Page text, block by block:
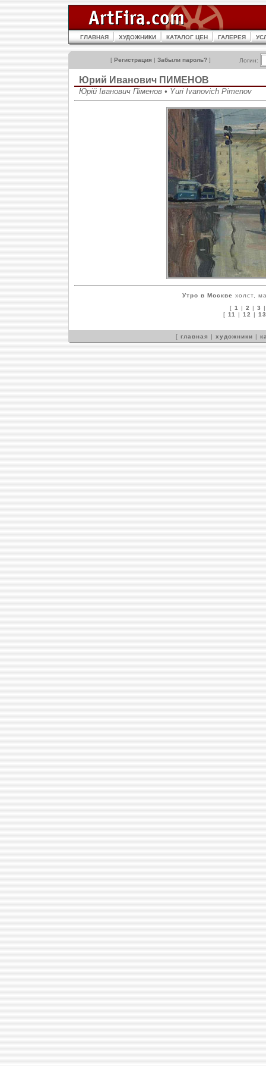
ГЛАВНАЯ ХУДОЖНИКИ КАТАЛОГ ЦЕН ГАЛЕРЕЯ
[ Регистрация | Забыли пароль? ] Логин:
Юрий Иванович ПИМЕНОВ
Юрій Іванович Піменов • Yuri Ivanovich Pimenov
Утро в Москве холст,
[ 1 | 2 | 3
[ 11 | 12 | 13
[ главная | художники |